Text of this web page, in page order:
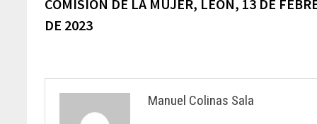
de
COMISIÓN DE LA MUJER, LEÓN, 13 DE
DE 2023
Manuel Colinas Sala